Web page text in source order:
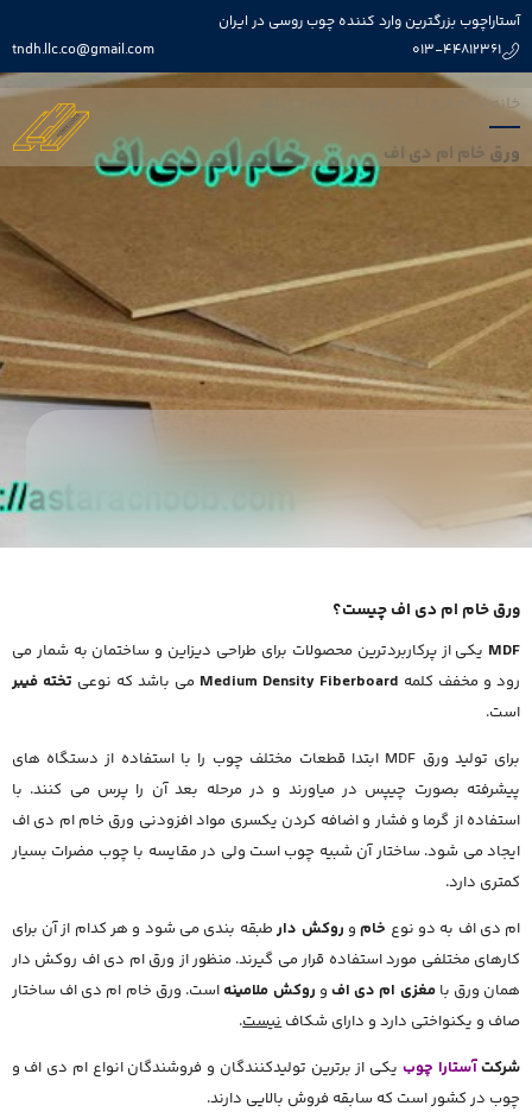
آستاراچوب بزرگترین وارد کننده چوب روسی در ایران
013-44812361
tndh.llc.co@gmail.com
خانه/
ورق خام ام دی اف
ورق خام ام دی اف چیست؟
MDF یکی از پرکاربردترین محصولات برای طراحی دیزاین و ساختمان به شمار می
رود و مخفف کلمه Medium Density Fiberboard می باشد که نوعی تخته فیبر
است.
برای تولید ورق MDF ابتدا قطعات مختلف چوب را با استفاده از دستگاه های
پیشرفته بصورت چیپس در میاورند و در مرحله بعد آن را پرس می کنند. با
استفاده از گرما و فشار و اضافه کردن یکسری مواد افزودنی ورق خام ام دی اف
ایجاد می شود. ساختار آن شبیه چوب است ولی در مقایسه با چوب مضرات بسیار
کمتری دارد.
ام دی اف به دو نوع خامو روکش دارطبقه بندی می شود و هر کدام از آن برای
کارهای مختلفی مورد استفاده قرار می گیرند. منظور از ورق ام دی اف روکش دار
همان ورق بامغزی ام دی اف و روکش ملامینه است. ورق خام ام دی اف ساختار
صاف و یکنواختی دارد و دارای شکافنیست.
شرکتآستارا چوب یکی از برترین تولیدکنندگان و فروشندگان انواع ام دی اف و
چوب در کشور است که سابقه فروش بالایی دارند.